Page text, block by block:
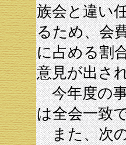
族会と違い
るため、会
に占める割
意見が出さ
今年度の事
は全会一致
また、次の